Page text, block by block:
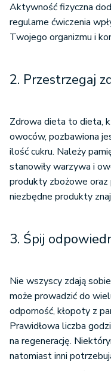
Aktywność fizyczna
regularne ćwiczenia
Twojego organizmu i
2. Przestrzegaj
Zdrowa dieta to dieta,
owoców, pozbawiona
ilość cukru. Należy
stanowiły warzywa i
produkty zbożowe
niezbędne produkty
3. Śpij
Nie wszyscy zdają
może prowadzić do
odporność, kłopoty z
Prawidłowa liczba
na regenerację.
natomiast inni